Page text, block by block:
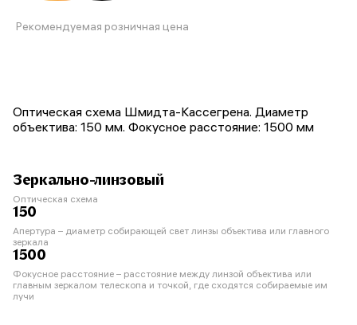
Рекомендуемая розничная цена
Оптическая схема Шмидта-Кассегрена. Диаметр
объектива: 150 мм. Фокусное расстояние: 1500 мм
Зеркально-линзовый
Оптическая схема
150
Апертура – диаметр собирающей свет линзы объектива или главного
зеркала
1500
Фокусное расстояние – расстояние между линзой объектива или
главным зеркалом телескопа и точкой, где сходятся собираемые им
лучи